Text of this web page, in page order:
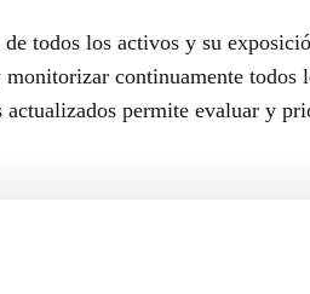
todos los activos y su
monitorizar continuamente
actualizados permite evaluar y